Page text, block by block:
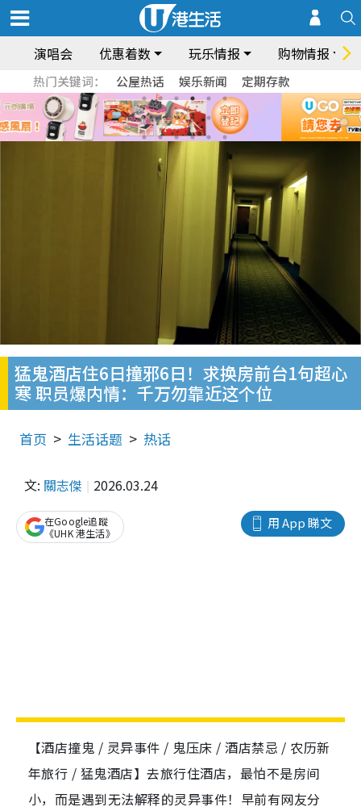
演唱会 优惠着数 玩乐情报 购物情报
热门关键词： 公屋热话 娱乐新闻 定期存款
猛鬼酒店住6日撞邪6日！求换房前台1句超心
寒 职员爆内情：千万勿靠近这个位
首页 生活话题 热话
文: 關志傑 2026.03.24
用 App 睇文
在Google追蹤
《UHK 港生活》
【酒店撞鬼 / 灵异事件 / 鬼压床 / 酒店禁忌 / 农历新
年旅行 / 猛鬼酒店】去旅行住酒店，最怕不是房间
小，而是遇到无法解释的灵异事件！早前有网友分